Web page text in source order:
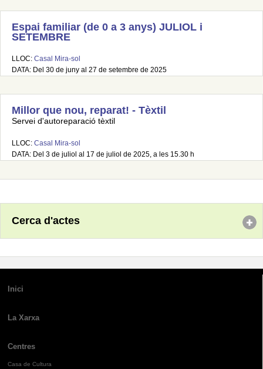
Espai familiar (de 0 a 3 anys) JULIOL i
SETEMBRE
LLOC: Casal Mira-sol
DATA: Del 30 de juny al 27 de setembre de 2025
Millor que nou, reparat! - Tèxtil
Servei d'autoreparació tèxtil
LLOC: Casal Mira-sol
DATA: Del 3 de juliol al 17 de juliol de 2025, a les 15.30 h
Cerca d'actes
Inici
La Xarxa
Centres
Casa de Cultura